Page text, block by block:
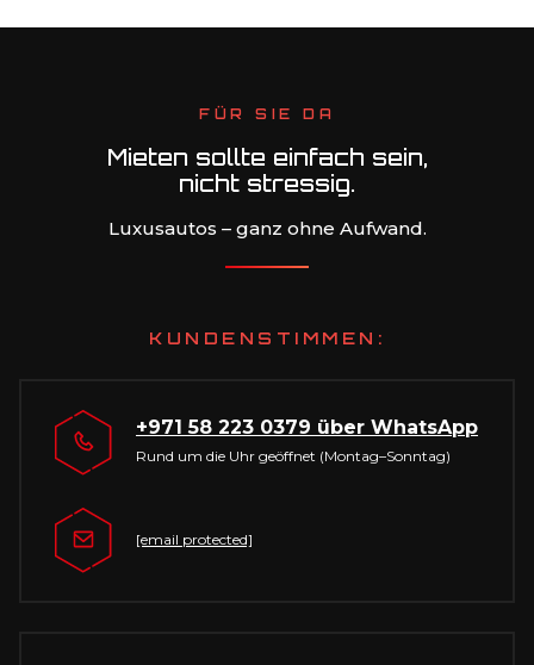
FÜR SIE DA
Mieten sollte einfach sein,
nicht stressig.
Luxusautos – ganz ohne Aufwand.
KUNDENSTIMMEN:
+971 58 223 0379 über WhatsApp
Rund um die Uhr geöffnet (Montag–Sonntag)
[email protected]